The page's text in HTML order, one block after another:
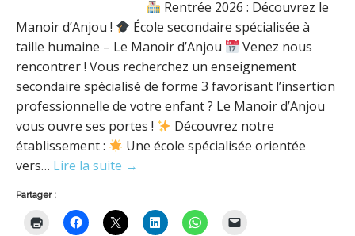
Rentrée 2026 : Découvrez le
Manoir d’Anjou !
École secondaire spécialisée à
taille humaine – Le Manoir d’Anjou
Venez nous
rencontrer ! Vous recherchez un enseignement
secondaire spécialisé de forme 3 favorisant l’insertion
professionnelle de votre enfant ? Le Manoir d’Anjou
vous ouvre ses portes !
Découvrez notre
établissement :
Une école spécialisée orientée
vers… Lire la suite →
Partager :